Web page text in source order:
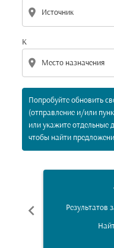
location_on
К
location_on
Попробуйте обновить
(отправление и/или
или укажите отдельные
чтобы найти
chevron_left Результатов